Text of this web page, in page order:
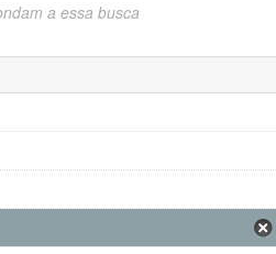
a essa busca